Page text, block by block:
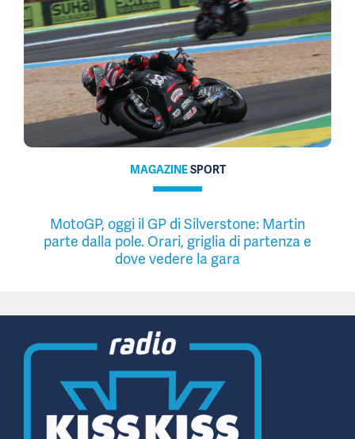
MAGAZINESPORT
MotoGP, oggi il GP di Silverstone: Martin
parte dalla pole. Orari, griglia di partenza e
dove vedere la gara